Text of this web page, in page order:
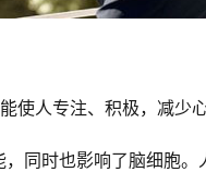
使人专注、积极，减
同时也影响了脑细胞